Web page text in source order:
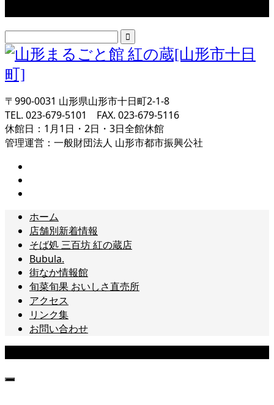
〒990-0031 山形県山形市十日町2-1-8
TEL. 023-679-5101 FAX. 023-679-5116
休館日：1月1日・2日・3日全館休館
管理運営：一般財団法人 山形市都市振興公社
ホーム
店舗別新着情報
そば処 三百坊 紅の蔵店
Bubula.
街なか情報館
旬菜旬果 おいしさ直売所
アクセス
リンク集
お問い合わせ